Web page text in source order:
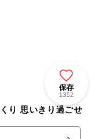
保存
1352
り 思いきり過ごせ